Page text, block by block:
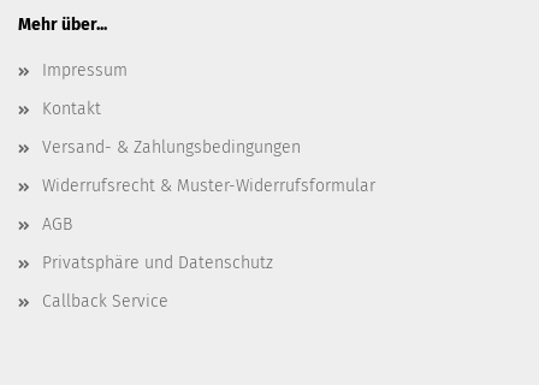
Mehr über...
Impressum
Kontakt
Versand- & Zahlungsbedingungen
Widerrufsrecht & Muster-Widerrufsformular
AGB
Privatsphäre und Datenschutz
Callback Service